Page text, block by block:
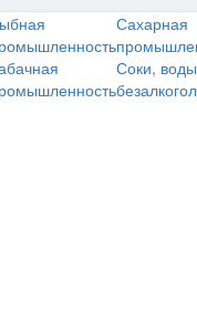
Сахарная
Соки,